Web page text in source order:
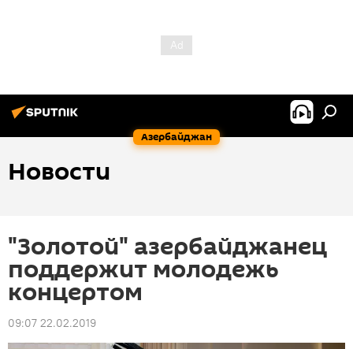
Азербайджан
Новости
"Золотой" азербайджанец
поддержит молодежь
концертом
09:07 22.02.2019